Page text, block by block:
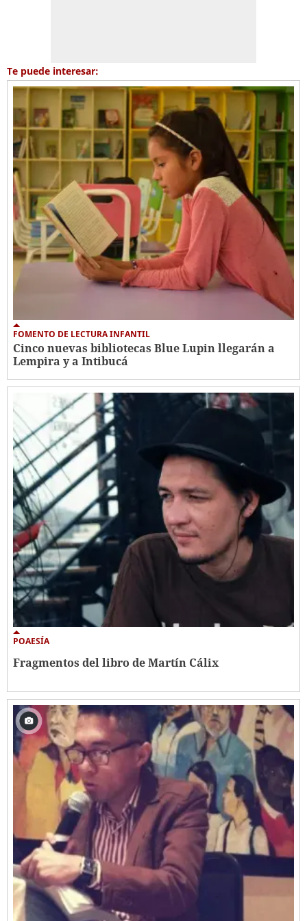
Te puede interesar:
FOMENTO DE LECTURA INFANTIL
Cinco nuevas bibliotecas Blue Lupin llegarán a
Lempira y a Intibucá
POAESÍA
Fragmentos del libro de Martín Cálix